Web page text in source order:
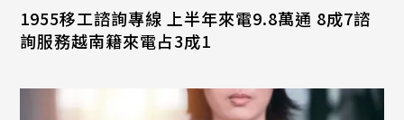
1955移工諮詢專線 上半年來電9.8萬通 8成7諮
詢服務越南籍來電占3成1